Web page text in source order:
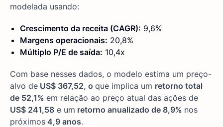
modelada usando:
Crescimento da receita (CAGR): 9,6%
Margens operacionais: 20,8%
Múltiplo P/E de saída: 10,4x
Com base nesses dados, o modelo estima um preço-
alvo de US$ 367,52, o que implica um retorno total
de 52,1% em relação ao preço atual das ações de
US$ 241,58 e um retorno anualizado de 8,9% nos
próximos 4,9 anos.